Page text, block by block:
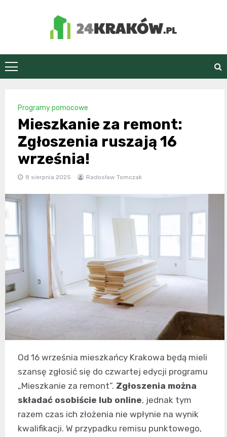
24Kraków.pl
Programy pomocowe
Mieszkanie za remont:
Zgłoszenia ruszają 16
września!
8 sierpnia 2025 Radosław Tomczak
Od 16 września mieszkańcy Krakowa będą mieli
szansę zgłosić się do czwartej edycji programu
„Mieszkanie za remont”. Zgłoszenia można
składać osobiście lub online, jednak tym
razem czas ich złożenia nie wpłynie na wynik
kwalifikacji. W przypadku remisu punktowego,